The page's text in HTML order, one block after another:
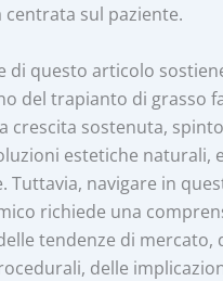
centrata sul paziente.
di questo articolo
del trapianto di grasso
crescita sostenuta,
estetiche naturali,
Tuttavia, navigare in
richiede una
tendenze di mercato,
delle